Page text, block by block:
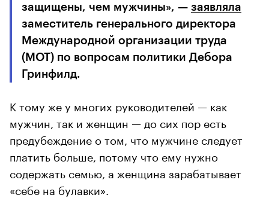
защищены, чем мужчины», — заявляла
заместитель генерального директора
Международной организации труда
(МОТ) по вопросам политики Дебора
Гринфилд.
К тому же у многих руководителей — как
мужчин, так и женщин — до сих пор есть
предубеждение о том, что мужчине следует
платить больше, потому что ему нужно
содержать семью, а женщина зарабатывает
«себе на булавки».